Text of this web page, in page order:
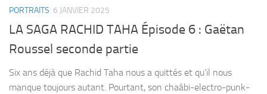
PORTRAITS 6 JANVIER 2025
LA SAGA RACHID TAHA Épisode 6 : Gaëtan
Roussel seconde partie
Six ans déjà que Rachid Taha nous a quittés et qu’il nous
manque toujours autant. Pourtant, son chaâbi-electro-punk-